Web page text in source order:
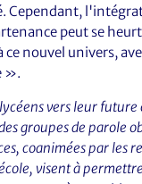
Cependant,
peut se
nouvel univers,
».
vers leur future
groupes de parole
coanimées par les
visent à